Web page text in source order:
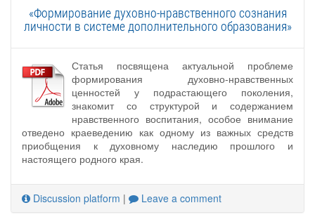
«Формирование духовно-нравственного сознания
личности в системе дополнительного образования»
Статья посвящена актуальной проблеме
формирования духовно-нравственных
ценностей у подрастающего поколения,
знакомит со структурой и содержанием
нравственного воспитания, особое внимание
отведено краеведению как одному из важных средств
приобщения к духовному наследию прошлого и
настоящего родного края.
Discussion platform | Leave a comment